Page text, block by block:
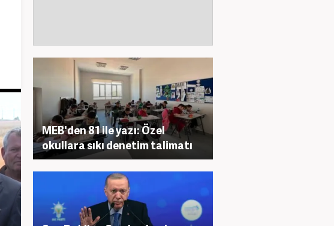
MEB'den 81 ile yazı: Özel
okullara sıkı denetim talimatı